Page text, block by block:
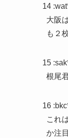
14 :
大阪
も２
15 :
根尾
16 :
これ
か注